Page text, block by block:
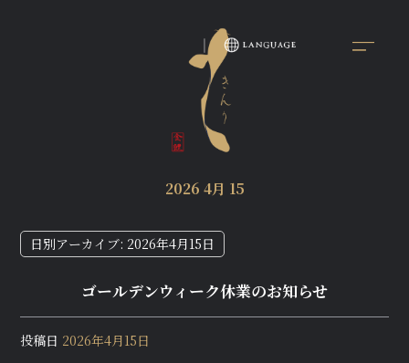
2026 4月 15
日別アーカイブ: 2026年4月15日
ゴールデンウィーク休業のお知らせ
投稿日 2026年4月15日